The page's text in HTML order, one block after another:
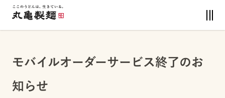
モバイルオーダーサービス終了のお
知らせ